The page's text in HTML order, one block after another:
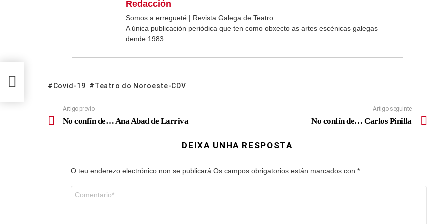
Redacción
Somos a erregueté | Revista Galega de Teatro.
A única publicación periódica que ten como obxecto as artes escénicas galegas
dende 1983.
Covid-19 Teatro do Noroeste-CDV
Artigo previo
No confín de… Ana Abad de Larriva
Artigo seguinte
No confín de… Carlos Pinilla
DEIXA UNHA RESPOSTA
O teu enderezo electrónico non se publicará Os campos obrigatorios están marcados con *